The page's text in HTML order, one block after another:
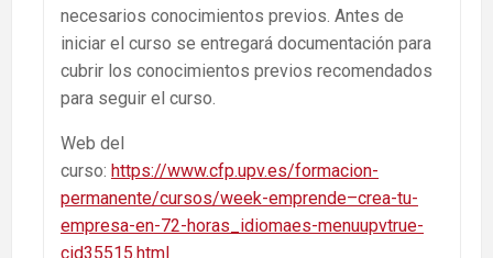
necesarios conocimientos previos. Antes de
iniciar el curso se entregará documentación para
cubrir los conocimientos previos recomendados
para seguir el curso.
Web del
curso: https://www.cfp.upv.es/formacion-
permanente/cursos/week-emprende–crea-tu-
empresa-en-72-horas_idiomaes-menuupvtrue-
cid35515.html